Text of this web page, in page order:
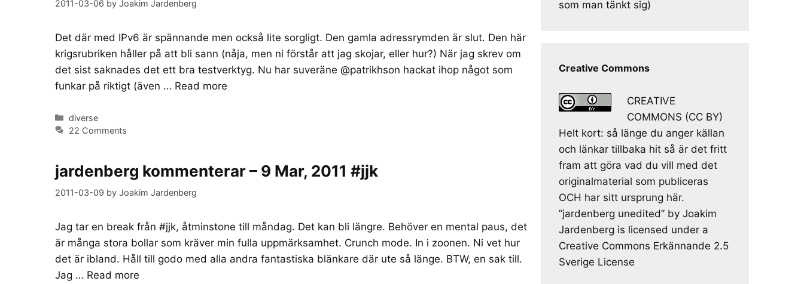
2011-03-06 by Joakim Jardenberg
Det där med IPv6 är spännande men också lite sorgligt. Den gamla adressrymden är slut. Den här
krigsrubriken håller på att bli sann (nåja, men ni förstår att jag skojar, eller hur?) När jag skrev om
det sist saknades det ett bra testverktyg. Nu har suveräne @patrikhson hackat ihop något som
funkar på riktigt (även … Read more
Categories
diverse
22 Comments
jardenberg kommenterar – 9 Mar, 2011 #jjk
2011-03-09 by Joakim Jardenberg
Jag tar en break från #jjk, åtminstone till måndag. Det kan bli längre. Behöver en mental paus, det
är många stora bollar som kräver min fulla uppmärksamhet. Crunch mode. In i zoonen. Ni vet hur
det är ibland. Håll till godo med alla andra fantastiska blänkare där ute så länge. BTW, en sak till.
Jag … Read more
som man tänkt sig)
Creative Commons
CREATIVE
COMMONS (CC BY)
Helt kort: så länge du anger källan
och länkar tillbaka hit så är det fritt
fram att göra vad du vill med det
originalmaterial som publiceras
OCH har sitt ursprung här.
”jardenberg unedited” by Joakim
Jardenberg is licensed under a
Creative Commons Erkännande 2.5
Sverige License